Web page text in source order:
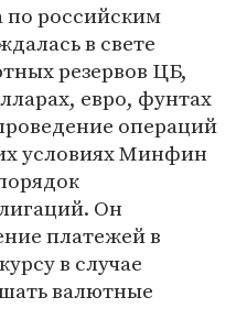
российским
в свете
резервов ЦБ,
евро, фунтах
операций
условиях Минфин
Он
платежей в
в случае
валютные